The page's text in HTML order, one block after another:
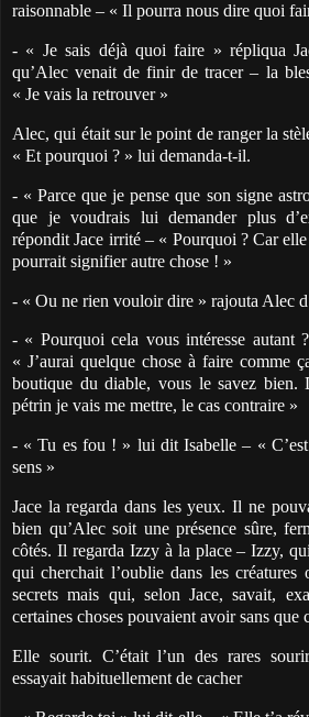
raisonnable – « Il pourra nous dire quoi
- « Je sais déjà quoi faire » répliqua
qu’Alec venait de finir de tracer – la
« Je vais la retrouver »
Alec, qui était sur le point de ranger la
« Et pourquoi ? » lui demanda-t-il.
- « Parce que je pense que son signe
que je voudrais lui demander plus
répondit Jace irrité – « Pourquoi ? Car
pourrait signifier autre chose ! »
- « Ou ne rien vouloir dire » rajouta Alec
- « Pourquoi cela vous intéresse autant
« J’aurai quelque chose à faire comme
boutique du diable, vous le savez bien.
pétrin je vais me mettre, le cas contraire »
- « Tu es fou ! » lui dit Isabelle – «
sens »
Jace la regarda dans les yeux. Il ne
bien qu’Alec soit une présence sûre,
côtés. Il regarda Izzy à la place – Izzy,
qui cherchait l’oublie dans les créatures
secrets mais qui, selon Jace, savait,
certaines choses pouvaient avoir sans que
Elle sourit. C’était l’un des rares
essayait habituellement de cacher